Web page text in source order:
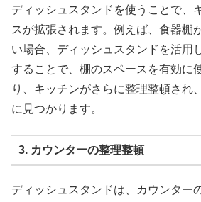
ディッシュスタンドを使うことで、
スが拡張されます。例えば、食器棚
い場合、ディッシュスタンドを活用
することで、棚のスペースを有効に
り、キッチンがさらに整理整頓され
に見つかります。
3. カウンターの整理整頓
ディッシュスタンドは、カウンター